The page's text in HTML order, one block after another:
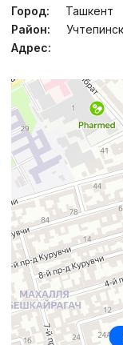
Город:
Ташкент
Район:
Адрес: